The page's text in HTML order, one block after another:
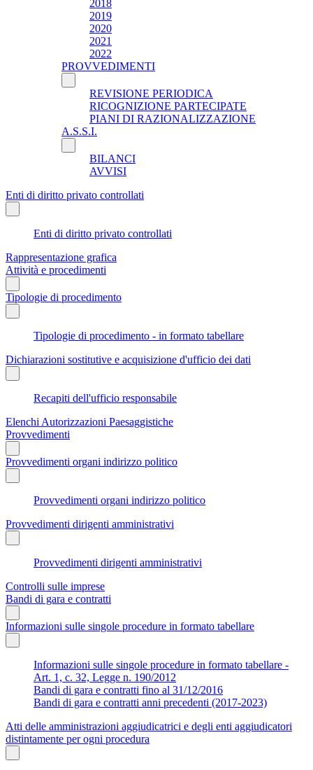
2018
2019
2020
2021
2022
PROVVEDIMENTI
REVISIONE PERIODICA
RICOGNIZIONE PARTECIPATE
PIANI DI RAZIONALIZZAZIONE
A.S.S.I.
BILANCI
AVVISI
Enti di diritto privato controllati
Enti di diritto privato controllati
Rappresentazione grafica
Attività e procedimenti
Tipologie di procedimento
Tipologie di procedimento - in formato tabellare
Dichiarazioni sostitutive e acquisizione d'ufficio dei dati
Recapiti dell'ufficio responsabile
Elenchi Autorizzazioni Paesaggistiche
Provvedimenti
Provvedimenti organi indirizzo politico
Provvedimenti organi indirizzo politico
Provvedimenti dirigenti amministrativi
Provvedimenti dirigenti amministrativi
Controlli sulle imprese
Bandi di gara e contratti
Informazioni sulle singole procedure in formato tabellare
Informazioni sulle singole procedure in formato tabellare -
Art. 1, c. 32, Legge n. 190/2012
Bandi di gara e contratti fino al 31/12/2016
Bandi di gara e contratti anni precedenti (2017-2023)
Atti delle amministrazioni aggiudicatrici e degli enti aggiudicatori
distintamente per ogni procedura